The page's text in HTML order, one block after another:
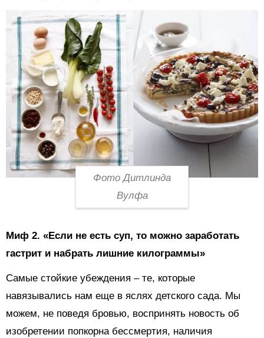
Фото Дитлинда
Вулфа
Миф 2. «Если не есть суп, то можно заработать
гастрит и набрать лишние килограммы»
Самые стойкие убеждения – те, которые
навязывались нам еще в яслях детского сада. Мы
можем, не поведя бровью, воспринять новость об
изобретении попкорна бессмертия, наличия